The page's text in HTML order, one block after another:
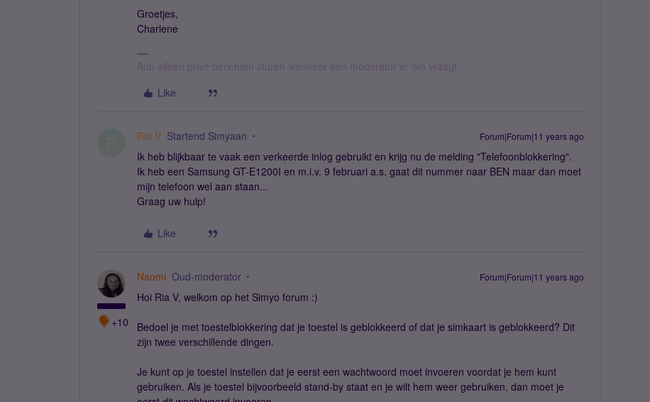
Groetjes,
Charlene
Aub alleen privé berichten sturen wanneer een moderator er om vraagt
Like
Ria V Startend Simyaan Forum|Forum|11 years ago
Ik heb blijkbaar te vaak een verkeerde inlog gebruikt en krijg nu de melding "Telefoonblokkering".
Ik heb een Samsung GT-E1200I en m.i.v. 9 februari a.s. gaat dit nummer naar BEN maar dan moet
mijn telefoon wel aan staan...
Graag uw hulp!
Like
+10
Naomi Oud-moderator Forum|Forum|11 years ago
Hoi Ria V, welkom op het Simyo forum :)
Bedoel je met toestelblokkering dat je toestel is geblokkeerd of dat je simkaart is geblokkeerd? Dit
zijn twee verschillende dingen.
Je kunt op je toestel instellen dat je eerst een wachtwoord moet invoeren voordat je hem kunt
gebruiken. Als je toestel bijvoorbeeld stand-by staat en je wilt hem weer gebruiken, dan moet je